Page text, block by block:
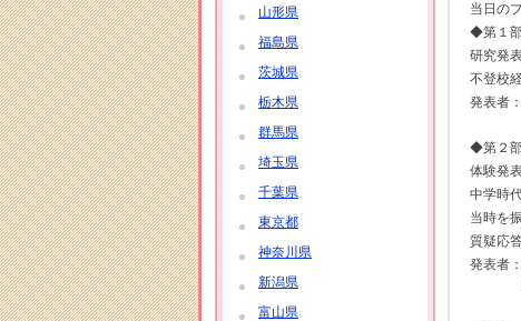
山形県
福島県
茨城県
栃木県
群馬県
埼玉県
千葉県
東京都
神奈川県
新潟県
富山県
当日の
◆第１
研究発
不登校
発表者
◆第２部
体験発
中学時
当時を
質疑応
発表者
通信